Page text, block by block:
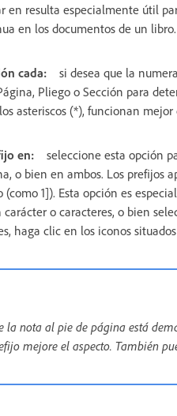
en resulta especialmente útil
en los documentos de un libro.
cada:
si desea que la
Pliego o Sección para
asteriscos (*), funcionan
en:
seleccione esta opción
o bien en ambos. Los prefijos
(como 1]). Esta opción es
carácter o caracteres, o bien
haga clic en los iconos
la nota al pie de página está
mejore el aspecto. También